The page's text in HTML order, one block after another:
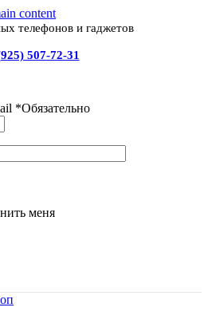
content
телефонов и гаджетов
507-72-31
*Обязательно
меня